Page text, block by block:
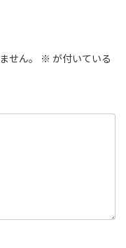
せん。 ※ が付いている